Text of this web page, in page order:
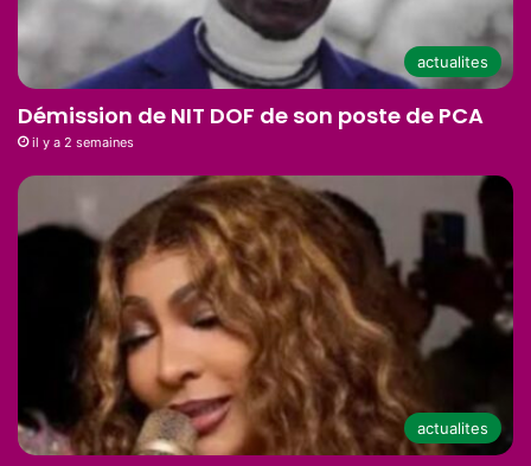
actualites
Démission de NIT DOF de son poste de PCA
il y a 2 semaines
actualites